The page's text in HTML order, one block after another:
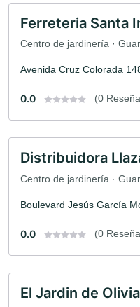
Ferreteria Santa
Centro de jardinería ·
Avenida Cruz Colorada
0.0 (0
Distribuidora
Centro de jardinería ·
Boulevard Jesús García
0.0 (0
El Jardin de Olivia